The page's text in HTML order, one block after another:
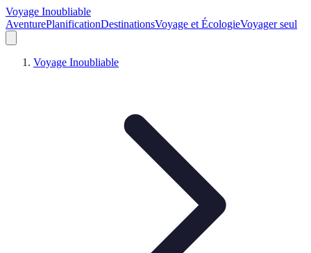
Voyage Inoubliable
AventurePlanificationDestinationsVoyage et ÉcologieVoyager seul
Voyage Inoubliable